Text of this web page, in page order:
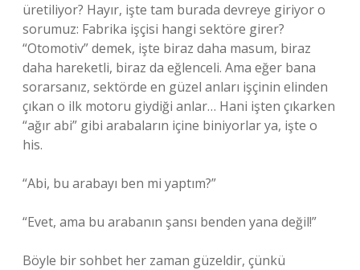
üretiliyor? Hayır, işte tam burada devreye giriyor o
sorumuz: Fabrika işçisi hangi sektöre girer?
“Otomotiv” demek, işte biraz daha masum, biraz
daha hareketli, biraz da eğlenceli. Ama eğer bana
sorarsanız, sektörde en güzel anları işçinin elinden
çıkan o ilk motoru giydiği anlar… Hani işten çıkarken
“ağır abi” gibi arabaların içine biniyorlar ya, işte o
his.
“Abi, bu arabayı ben mi yaptım?”
“Evet, ama bu arabanın şansı benden yana değil!”
Böyle bir sohbet her zaman güzeldir, çünkü